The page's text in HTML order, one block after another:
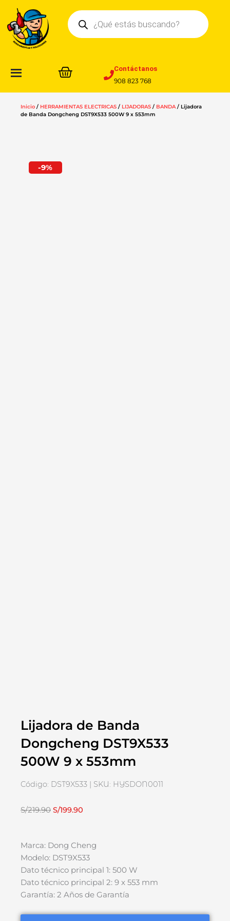
contenido
Búsqueda
de
productos
Contáctanos
908 823 768
Inicio / HERRAMIENTAS ELECTRICAS / LIJADORAS / BANDA/ Lijadora
de Banda Dongcheng DST9X533 500W 9 x 553mm
-9%
Lijadora de Banda
Dongcheng DST9X533
500W 9 x 553mm
Código: DST9X533 | SKU: HYSDON0011
S/219.90 El
era:
S/219.90.
S/199.90
es:
S/199.90.
Marca: Dong Cheng
Modelo: DST9X533
Dato técnico principal 1: 500 W
Dato técnico principal 2: 9 x 553 mm
Garantía: 2 Años de Garantía